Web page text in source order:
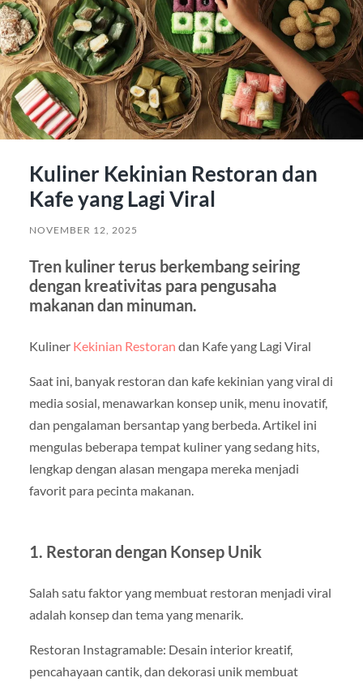
Kuliner Kekinian Restoran dan
Kafe yang Lagi Viral
NOVEMBER 12, 2025
Tren kuliner terus berkembang seiring
dengan kreativitas para pengusaha
makanan dan minuman.
Kuliner Kekinian Restoran dan Kafe yang Lagi Viral
Saat ini, banyak restoran dan kafe kekinian yang viral di
media sosial, menawarkan konsep unik, menu inovatif,
dan pengalaman bersantap yang berbeda. Artikel ini
mengulas beberapa tempat kuliner yang sedang hits,
lengkap dengan alasan mengapa mereka menjadi
favorit para pecinta makanan.
1. Restoran dengan Konsep Unik
Salah satu faktor yang membuat restoran menjadi viral
adalah konsep dan tema yang menarik.
Restoran Instagramable: Desain interior kreatif,
pencahayaan cantik, dan dekorasi unik membuat